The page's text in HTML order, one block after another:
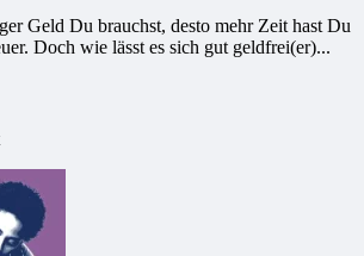
Geld Du brauchst, desto mehr Zeit hast Du
Doch wie lässt es sich gut geldfrei(er)...